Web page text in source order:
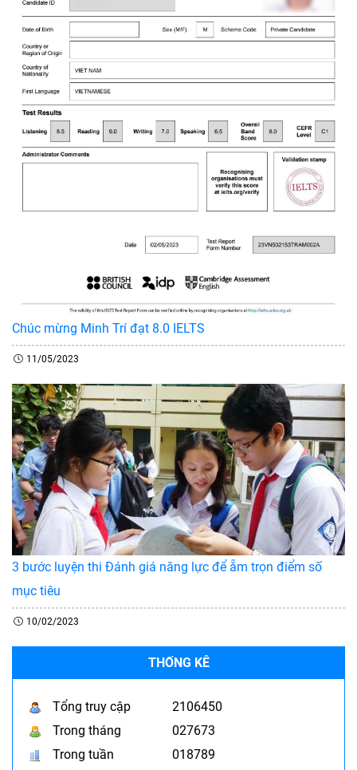
Chúc mừng Minh Trí đạt 8.0 IELTS
11/05/2023
3 bước luyện thi Đánh giá năng lực để ẵm trọn điểm số
mục tiêu
10/02/2023
THỐNG KÊ
Tổng truy cập
2106450
Trong tháng
027673
Trong tuần
018789